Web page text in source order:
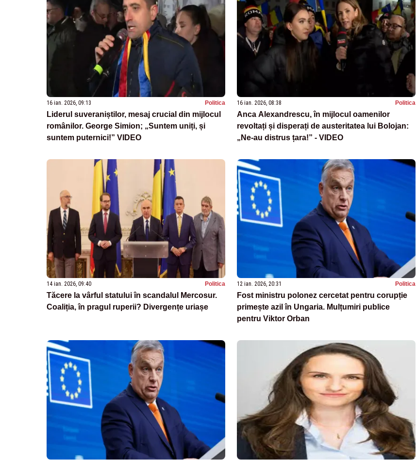
16 ian. 2026, 09:13 Politica
Liderul suveraniștilor, mesaj crucial din mijlocul
românilor. George Simion; „Suntem uniți, și
suntem puternici!” VIDEO
16 ian. 2026, 08:38 Politica
Anca Alexandrescu, în mijlocul oamenilor
revoltați și disperați de austeritatea lui Bolojan:
„Ne-au distrus țara!” - VIDEO
14 ian. 2026, 09:40 Politica
Tăcere la vârful statului în scandalul Mercosur.
Coaliția, în pragul ruperii? Divergențe uriașe
12 ian. 2026, 20:31 Politica
Fost ministru polonez cercetat pentru corupție
primește azil în Ungaria. Mulțumiri publice
pentru Viktor Orban